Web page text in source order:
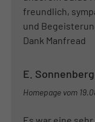
freundlich,
und
Dank Manfread
E.
Homepage vom